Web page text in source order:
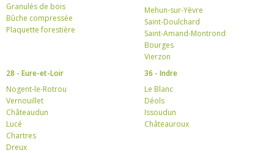
Granulés de bois
Bûche compressée
Plaquette forestière
Mehun-sur-Yèvre
Saint-Doulchard
Saint-Amand-Montrond
Bourges
Vierzon
28 - Eure-et-Loir
Nogent-le-Rotrou
Vernouillet
Châteaudun
Lucé
Chartres
Dreux
36 - Indre
Le Blanc
Déols
Issoudun
Châteauroux